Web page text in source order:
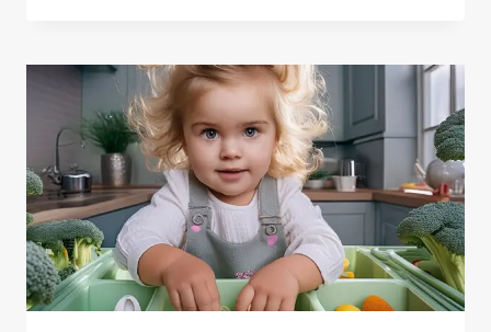
DE
DOS
AÑOS
Y
AÚN
NO
HABLA?
CUÁNDO
PREOCUPARSE
Y
CÓMO